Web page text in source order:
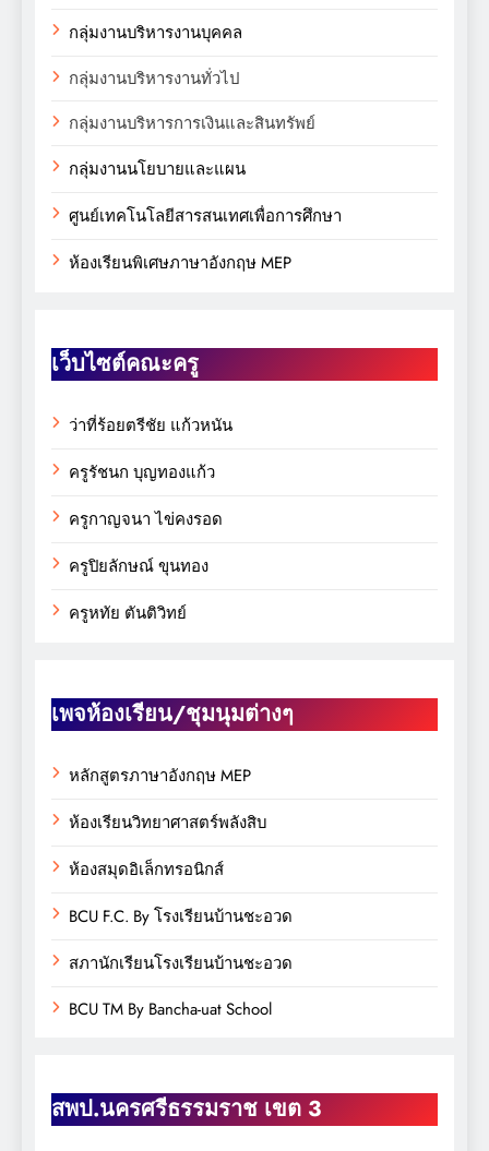
กลุ่มงานบริหารงานบุคคล
กลุ่มงานบริหารงานทั่วไป
กลุ่มงานบริหารการเงินและสินทรัพย์
กลุ่มงานนโยบายและแผน
ศูนย์เทคโนโลยีสารสนเทศเพื่อการศึกษา
ห้องเรียนพิเศษภาษาอังกฤษ MEP
เว็บไซต์คณะครู
ว่าที่ร้อยตรีชัย แก้วหนัน
ครูรัชนก บุญทองแก้ว
ครูกาญจนา ไข่คงรอด
ครูปิยลักษณ์ ขุนทอง
ครูหทัย ตันติวิทย์
เพจห้องเรียน/ชุมนุมต่างๆ
หลักสูตรภาษาอังกฤษ MEP
ห้องเรียนวิทยาศาสตร์พลังสิบ
ห้องสมุดอิเล็กทรอนิกส์
BCU F.C. By โรงเรียนบ้านชะอวด
สภานักเรียนโรงเรียนบ้านชะอวด
BCU TM By Bancha-uat School
สพป.นครศรีธรรมราช เขต 3